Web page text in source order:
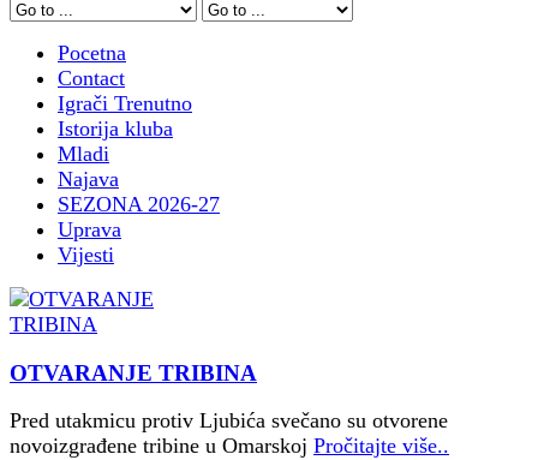
Pocetna
Contact
Igrači Trenutno
Istorija kluba
Mladi
Najava
SEZONA 2026-27
Uprava
Vijesti
OTVARANJE TRIBINA
Pred utakmicu protiv Ljubića svečano su otvorene
novoizgrađene tribine u Omarskoj Pročitajte više..